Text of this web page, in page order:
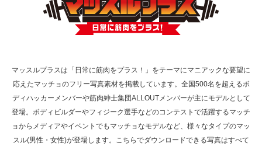
TOKYO FMラジオ番組「ONE MORNING」
で紹介さ…
た（6/8放送）
マッスルプラスは「日常に筋肉をプラス！」をテーマにマニアックな要望に
応えたマッチョのフリー写真素材を掲載しています。全国500名を超えるボ
ディハッカーメンバーや筋肉紳士集団ALLOUTメンバーが主にモデルとして
登場。ボディビルダーやフィジーク選手などのコンテストで活躍するマッチ
ョからメディアやイベントでもマッチョなモデルなど、様々なタイプのマッ
スル(男性・女性)が登場します。こちらでダウンロードできる写真はすべて